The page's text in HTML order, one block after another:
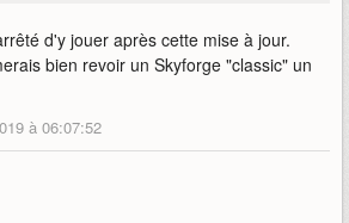
d'y jouer après cette mise à jour.
bien revoir un Skyforge "classic" un
à 06:07:52